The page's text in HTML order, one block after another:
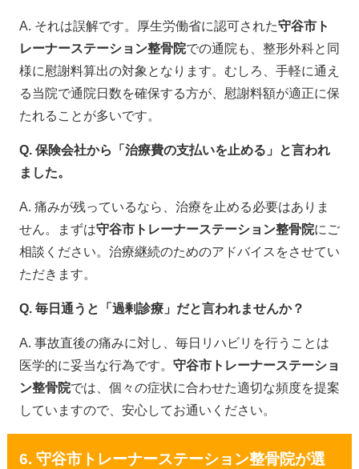
A. それは誤解です。厚生労働省に認可された守谷市ト
レーナーステーション整骨院での通院も、整形外科と同
様に慰謝料算出の対象となります。むしろ、手軽に通え
る当院で通院日数を確保する方が、慰謝料額が適正に保
たれることが多いです。
Q. 保険会社から「治療費の支払いを止める」と言われ
ました。
A. 痛みが残っているなら、治療を止める必要はありま
せん。まずは守谷市トレーナーステーション整骨院にご
相談ください。治療継続のためのアドバイスをさせてい
ただきます。
Q. 毎日通うと「過剰診療」だと言われませんか？
A. 事故直後の痛みに対し、毎日リハビリを行うことは
医学的に妥当な行為です。 守谷市トレーナーステーショ
ン整骨院では、個々の症状に合わせた適切な頻度を提案
していますので、安心してお通いください。
6. 守谷市トレーナーステーション整骨院が選